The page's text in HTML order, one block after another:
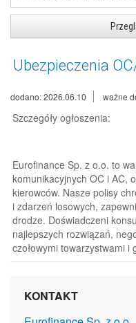
Ubezpieczenia
dodano: 2026.06.10 ważne
Szczegóły ogłoszenia:
Eurofinance Sp. z o.o. to
komunikacyjnych OC i AC,
kierowców. Nasze polisy
i zdarzeń losowych,
drodze. Doświadczeni
najlepszych rozwiązań,
czołowymi towarzystwami
KONTAKT